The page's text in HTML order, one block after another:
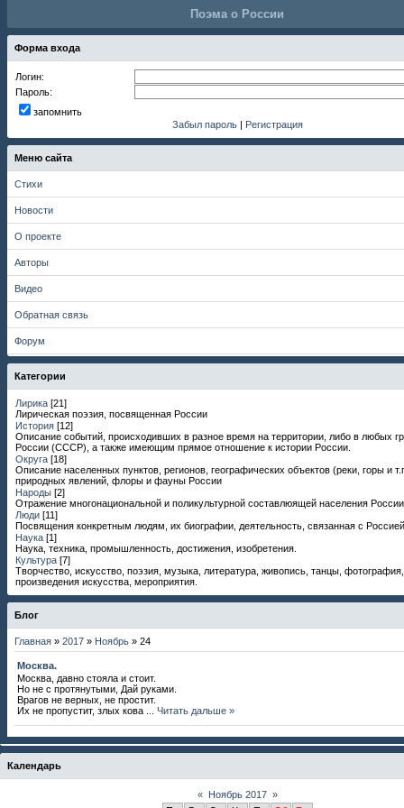
Поэма о России
Форма входа
Логин:
Пароль:
запомнить
Забыл пароль | Регистрация
Меню сайта
Стихи
Новости
О проекте
Авторы
Видео
Обратная связь
Форум
Категории
Лирика [21]
Лирическая поэзия, посвященная России
История [12]
Описание событий, происходивших в разное время на территории, либо в любых
России (СССР), а также имеющим прямое отношение к истории России.
Округа [18]
Описание населенных пунктов, регионов, географических объектов (реки, горы и
природных явлений, флоры и фауны России
Народы [2]
Отражение многонациональной и поликультурной составлюящей населения
Люди [11]
Посвящения конкретным людям, их биографии, деятельность, связанная с
Наука [1]
Наука, техника, промышленность, достижения, изобретения.
Культура [7]
Творчество, искусство, поэзия, музыка, литература, живопись, танцы, фотография,
произведения искусства, мероприятия.
Блог
Главная » 2017 » Ноябрь » 24
Москва.
Москва, давно стояла и стоит.
Но не с протянутыми, Дай руками.
Врагов не верных, не простит.
Их не пропустит, злых кова
Читать дальше »
Календарь
« Ноябрь 2017 »